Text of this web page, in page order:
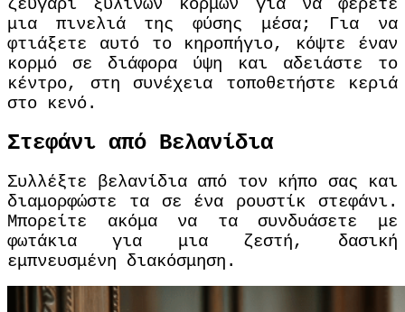
ζευγάρι ξύλινων κορμών για να φέρετε
μια πινελιά της φύσης μέσα; Για να
φτιάξετε αυτό το κηροπήγιο, κόψτε έναν
κορμό σε διάφορα ύψη και αδειάστε το
κέντρο, στη συνέχεια τοποθετήστε κεριά
στο κενό.
Στεφάνι από Βελανίδια
Συλλέξτε βελανίδια από τον κήπο σας και
διαμορφώστε τα σε ένα ρουστίκ στεφάνι.
Μπορείτε ακόμα να τα συνδυάσετε με
φωτάκια για μια ζεστή, δασική
εμπνευσμένη διακόσμηση.